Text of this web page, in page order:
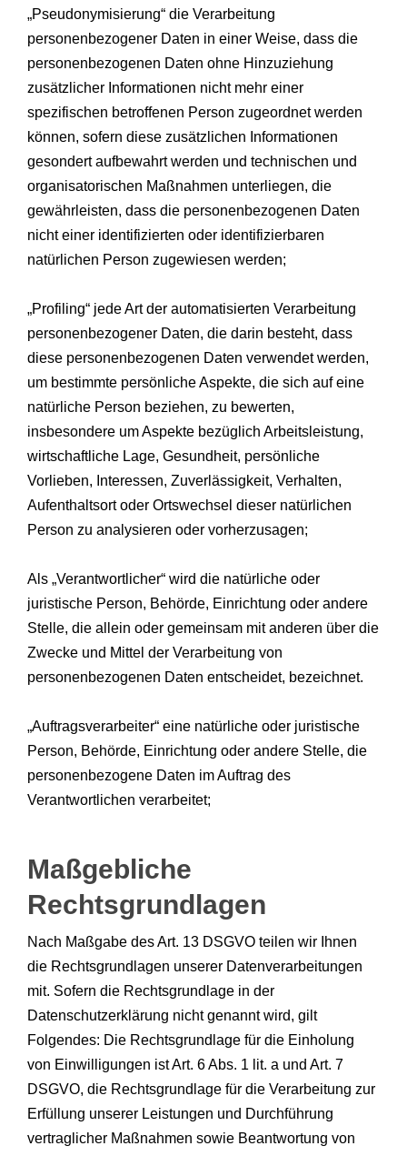
„Pseudonymisierung“ die Verarbeitung
personenbezogener Daten in einer Weise, dass die
personenbezogenen Daten ohne Hinzuziehung
zusätzlicher Informationen nicht mehr einer
spezifischen betroffenen Person zugeordnet werden
können, sofern diese zusätzlichen Informationen
gesondert aufbewahrt werden und technischen und
organisatorischen Maßnahmen unterliegen, die
gewährleisten, dass die personenbezogenen Daten
nicht einer identifizierten oder identifizierbaren
natürlichen Person zugewiesen werden;
„Profiling“ jede Art der automatisierten Verarbeitung
personenbezogener Daten, die darin besteht, dass
diese personenbezogenen Daten verwendet werden,
um bestimmte persönliche Aspekte, die sich auf eine
natürliche Person beziehen, zu bewerten,
insbesondere um Aspekte bezüglich Arbeitsleistung,
wirtschaftliche Lage, Gesundheit, persönliche
Vorlieben, Interessen, Zuverlässigkeit, Verhalten,
Aufenthaltsort oder Ortswechsel dieser natürlichen
Person zu analysieren oder vorherzusagen;
Als „Verantwortlicher“ wird die natürliche oder
juristische Person, Behörde, Einrichtung oder andere
Stelle, die allein oder gemeinsam mit anderen über die
Zwecke und Mittel der Verarbeitung von
personenbezogenen Daten entscheidet, bezeichnet.
„Auftragsverarbeiter“ eine natürliche oder juristische
Person, Behörde, Einrichtung oder andere Stelle, die
personenbezogene Daten im Auftrag des
Verantwortlichen verarbeitet;
Maßgebliche
Rechtsgrundlagen
Nach Maßgabe des Art. 13 DSGVO teilen wir Ihnen
die Rechtsgrundlagen unserer Datenverarbeitungen
mit. Sofern die Rechtsgrundlage in der
Datenschutzerklärung nicht genannt wird, gilt
Folgendes: Die Rechtsgrundlage für die Einholung
von Einwilligungen ist Art. 6 Abs. 1 lit. a und Art. 7
DSGVO, die Rechtsgrundlage für die Verarbeitung zur
Erfüllung unserer Leistungen und Durchführung
vertraglicher Maßnahmen sowie Beantwortung von